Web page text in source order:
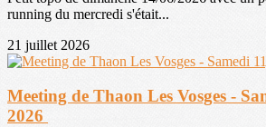
running du mercredi s'était...
21 juillet 2026
Meeting de Thaon Les Vosges -
2026